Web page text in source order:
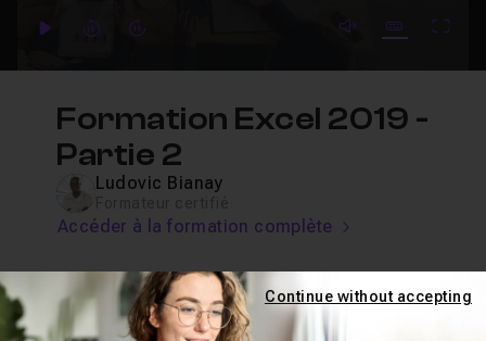
PlayForwardForward mute video
Subtitles
Formation Excel 2019 -
Partie 2
Ludovic Bianay
Accéder à la formation complète